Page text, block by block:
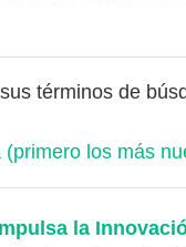
términos de
(primero los más
la